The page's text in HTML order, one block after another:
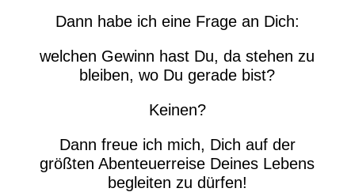
Dann habe ich eine Frage an Dich:
welchen Gewinn hast Du, da stehen zu
bleiben, wo Du gerade bist?
Keinen?
Dann freue ich mich, Dich auf der
größten Abenteuerreise Deines Lebens
begleiten zu dürfen!